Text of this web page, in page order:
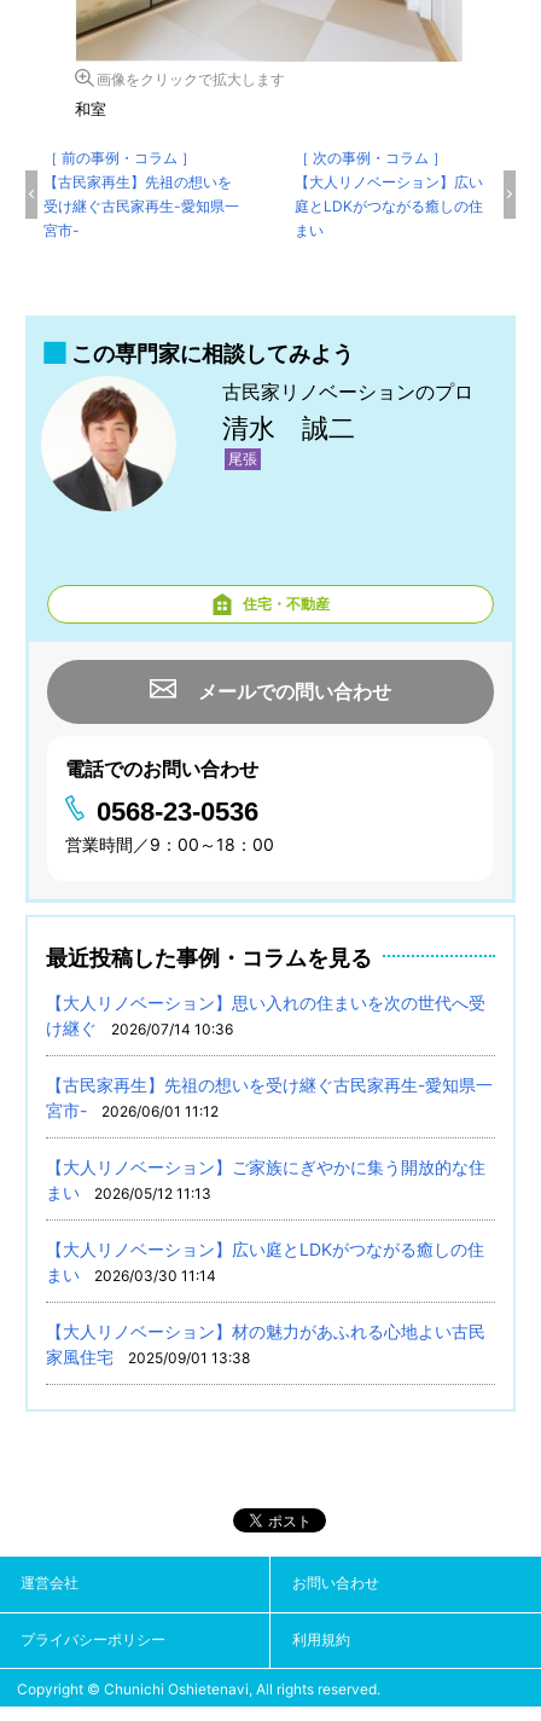
画像をクリックで拡大します
和室
［ 前の事例・コラム ］
【古民家再生】先祖の想いを
受け継ぐ古民家再生-愛知県一
宮市-
［ 次の事例・コラム ］
【大人リノベーション】広い
庭とLDKがつながる癒しの住
まい
この専門家に相談してみよう
古民家リノベーションのプロ
清水 誠二
尾張
住宅・不動産
メールでの問い合わせ
電話でのお問い合わせ
0568-23-0536
営業時間／9：00～18：00
最近投稿した事例・コラムを見る
【大人リノベーション】思い入れの住まいを次の世代へ受
け継ぐ
2026/07/14 10:36
【古民家再生】先祖の想いを受け継ぐ古民家再生-愛知県一
宮市-
2026/06/01 11:12
【大人リノベーション】ご家族にぎやかに集う開放的な住
まい
2026/05/12 11:13
【大人リノベーション】広い庭とLDKがつながる癒しの住
まい
2026/03/30 11:14
【大人リノベーション】材の魅力があふれる心地よい古民
家風住宅
2025/09/01 13:38
運営会社 お問い合わせ
プライバシーポリシー 利用規約
Copyright © Chunichi Oshietenavi, All rights reserved.